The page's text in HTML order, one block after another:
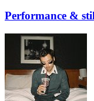
Performance &